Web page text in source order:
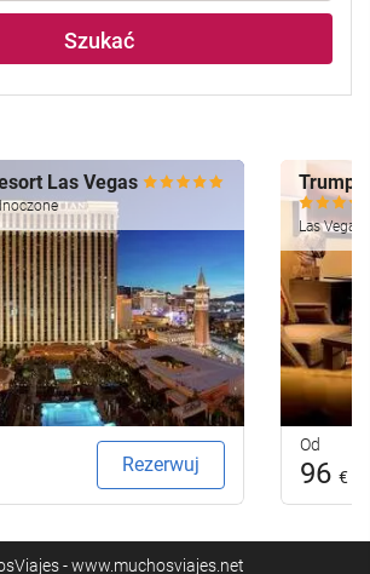
Szukać
Las Vegas
Rezerwuj
Trump
Las
Od
96 €
- www.muchosviajes.net